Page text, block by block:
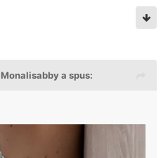
Monalisabbya spus: